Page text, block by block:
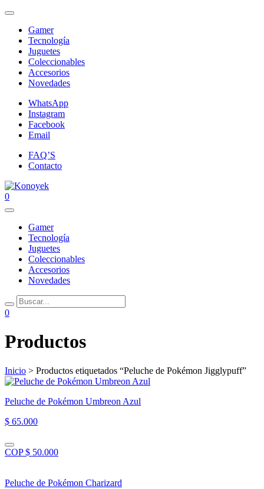
Gamer
Tecnología
Juguetes
Coleccionables
Accesorios
Novedades
WhatsApp
Instagram
Facebook
Email
FAQ’S
Contacto
0
Gamer
Tecnología
Juguetes
Coleccionables
Accesorios
Novedades
0
Productos
Inicio > Productos etiquetados “Peluche de Pokémon Jigglypuff”
Peluche de Pokémon Umbreon Azul
$ 65.000
COP $ 50.000
Peluche de Pokémon Charizard